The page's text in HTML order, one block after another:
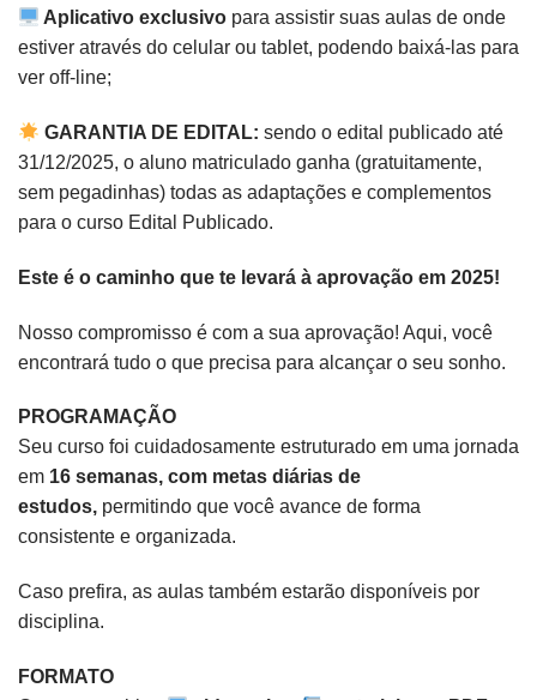
Aplicativo exclusivo para assistir suas aulas de onde
estiver através do celular ou tablet, podendo baixá-las para
ver off-line;
GARANTIA DE EDITAL: sendo o edital publicado até
31/12/2025, o aluno matriculado ganha (gratuitamente,
sem pegadinhas) todas as adaptações e complementos
para o curso Edital Publicado.
Este é o caminho que te levará à aprovação em 2025!
Nosso compromisso é com a sua aprovação! Aqui, você
encontrará tudo o que precisa para alcançar o seu sonho.
PROGRAMAÇÃO
Seu curso foi cuidadosamente estruturado em uma jornada
em 16 semanas, com metas diárias de
estudos, permitindo que você avance de forma
consistente e organizada.
Caso prefira, as aulas também estarão disponíveis por
disciplina.
FORMATO